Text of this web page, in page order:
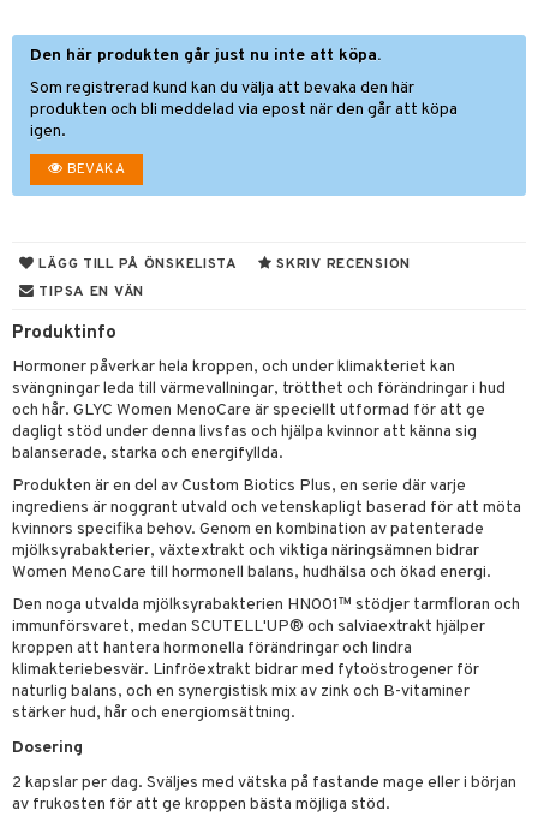
Den här produkten går just nu inte att köpa.
Som registrerad kund kan du välja att bevaka den här
produkten och bli meddelad via epost när den går att köpa
igen.
BEVAKA
LÄGG TILL PÅ ÖNSKELISTA
SKRIV RECENSION
TIPSA EN VÄN
Produktinfo
Hormoner påverkar hela kroppen, och under klimakteriet kan
svängningar leda till värmevallningar, trötthet och förändringar i hud
och hår. GLYC Women MenoCare är speciellt utformad för att ge
dagligt stöd under denna livsfas och hjälpa kvinnor att känna sig
balanserade, starka och energifyllda.
Produkten är en del av Custom Biotics Plus, en serie där varje
ingrediens är noggrant utvald och vetenskapligt baserad för att möta
kvinnors specifika behov. Genom en kombination av patenterade
mjölksyrabakterier, växtextrakt och viktiga näringsämnen bidrar
Women MenoCare till hormonell balans, hudhälsa och ökad energi.
Den noga utvalda mjölksyrabakterien HN001™ stödjer tarmfloran och
immunförsvaret, medan SCUTELL'UP® och salviaextrakt hjälper
kroppen att hantera hormonella förändringar och lindra
klimakteriebesvär. Linfröextrakt bidrar med fytoöstrogener för
naturlig balans, och en synergistisk mix av zink och B-vitaminer
stärker hud, hår och energiomsättning.
Dosering
2 kapslar per dag. Sväljes med vätska på fastande mage eller i början
av frukosten för att ge kroppen bästa möjliga stöd.
& hals
& nötter
& buljong
& oro
& avgiftning